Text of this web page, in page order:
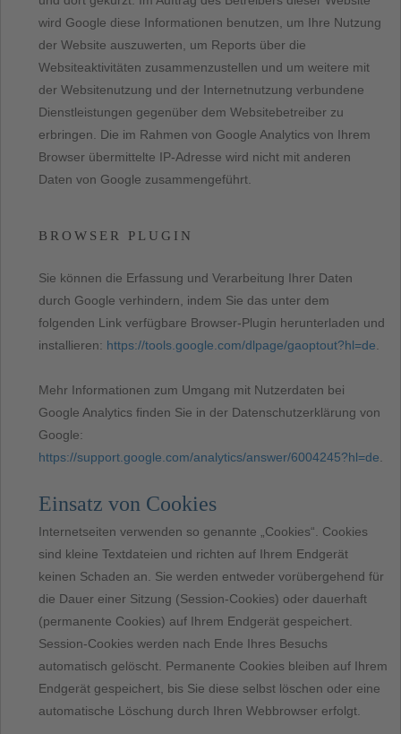
wird Google diese Informationen benutzen, um Ihre Nutzung
der Website auszuwerten, um Reports über die
Websiteaktivitäten zusammenzustellen und um weitere mit
der Websitenutzung und der Internetnutzung verbundene
Dienstleistungen gegenüber dem Websitebetreiber zu
erbringen. Die im Rahmen von Google Analytics von Ihrem
Browser übermittelte IP-Adresse wird nicht mit anderen
Daten von Google zusammengeführt.
BROWSER PLUGIN
Sie können die Erfassung und Verarbeitung Ihrer Daten
durch Google verhindern, indem Sie das unter dem
folgenden Link verfügbare Browser-Plugin herunterladen und
installieren: https://tools.google.com/dlpage/gaoptout?hl=de
Mehr Informationen zum Umgang mit Nutzerdaten bei
Google Analytics finden Sie in der Datenschutzerklärung von
Google:
https://support.google.com/analytics/answer/6004245?hl=de
Einsatz von Cookies
Internetseiten verwenden so genannte „Cookies“. Cookies
sind kleine Textdateien und richten auf Ihrem Endgerät
keinen Schaden an. Sie werden entweder vorübergehend für
die Dauer einer Sitzung (Session-Cookies) oder dauerhaft
(permanente Cookies) auf Ihrem Endgerät gespeichert.
Session-Cookies werden nach Ende Ihres Besuchs
automatisch gelöscht. Permanente Cookies bleiben auf Ihrem
Endgerät gespeichert, bis Sie diese selbst löschen oder eine
automatische Löschung durch Ihren Webbrowser erfolgt.